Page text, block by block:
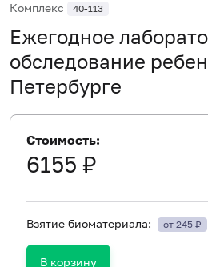
Комплекс 40-113
Ежегодное
обследование
Петербурге
Стоимость:
6155 ₽
Взятие биоматериала: от 245 ₽
В корзину